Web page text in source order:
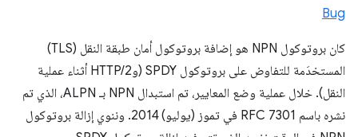
Bug
كان بروتوكول NPN هو إضافة بروتوكول أمان طبقة النقل (TLS)
المستخدَمة للتفاوض على بروتوكول SPDY (وHTTP/2 أثناء عملية
النقل). خلال عملية وضع المعايير، تم استبدال NPN بـ ALPN، الذي تم
نشره باسم RFC 7301 في تموز (يوليو) 2014. وننوي إزالة بروتوكول